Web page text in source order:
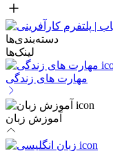
دسته‌بندی‌ها
لینک‌ها
مهارت های زندگی
آموزش زبان